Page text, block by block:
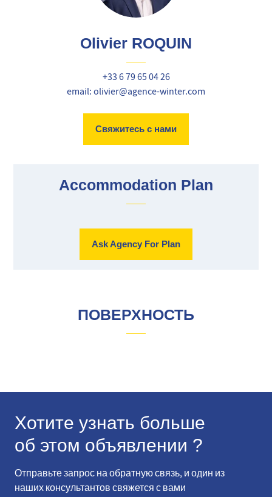
Olivier ROQUIN
+33 6 79 65 04 26
email: olivier@agence-winter.com
Свяжитесь с нами
Accommodation Plan
Ask Agency For Plan
ПОВЕРХНОСТЬ
Хотите узнать больше
об этом объявлении ?
Отправьте запрос на обратную связь, и один из
наших консультантов свяжется с вами